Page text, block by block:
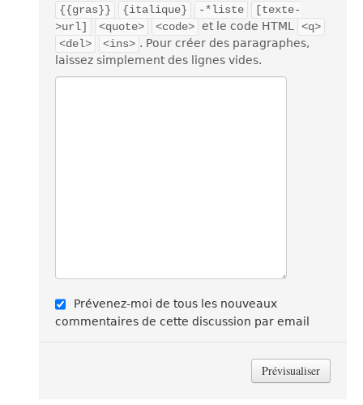
{{gras}}
{italique} -*liste
[texte-
>url]
<quote> <code> et le code HTML
<q>
<del>
<ins> . Pour créer des paragraphes,
laissez simplement des lignes vides.
Prévenez-moi de tous les nouveaux
commentaires de cette discussion par email